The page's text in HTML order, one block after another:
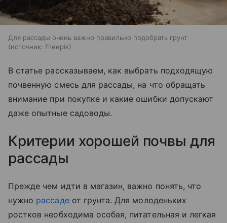
Для рассады очень важно правильно подобрать грунт
источник: Freepik
В статье рассказываем, как выбрать подходящую
почвенную смесь для рассады, на что обращать
внимание при покупке и какие ошибки допускают
даже опытные садоводы.
Критерии хорошей почвы для
рассады
Прежде чем идти в магазин, важно понять, что
нужно рассадеот грунта. Для молоденьких
ростков необходима особая, питательная и легкая